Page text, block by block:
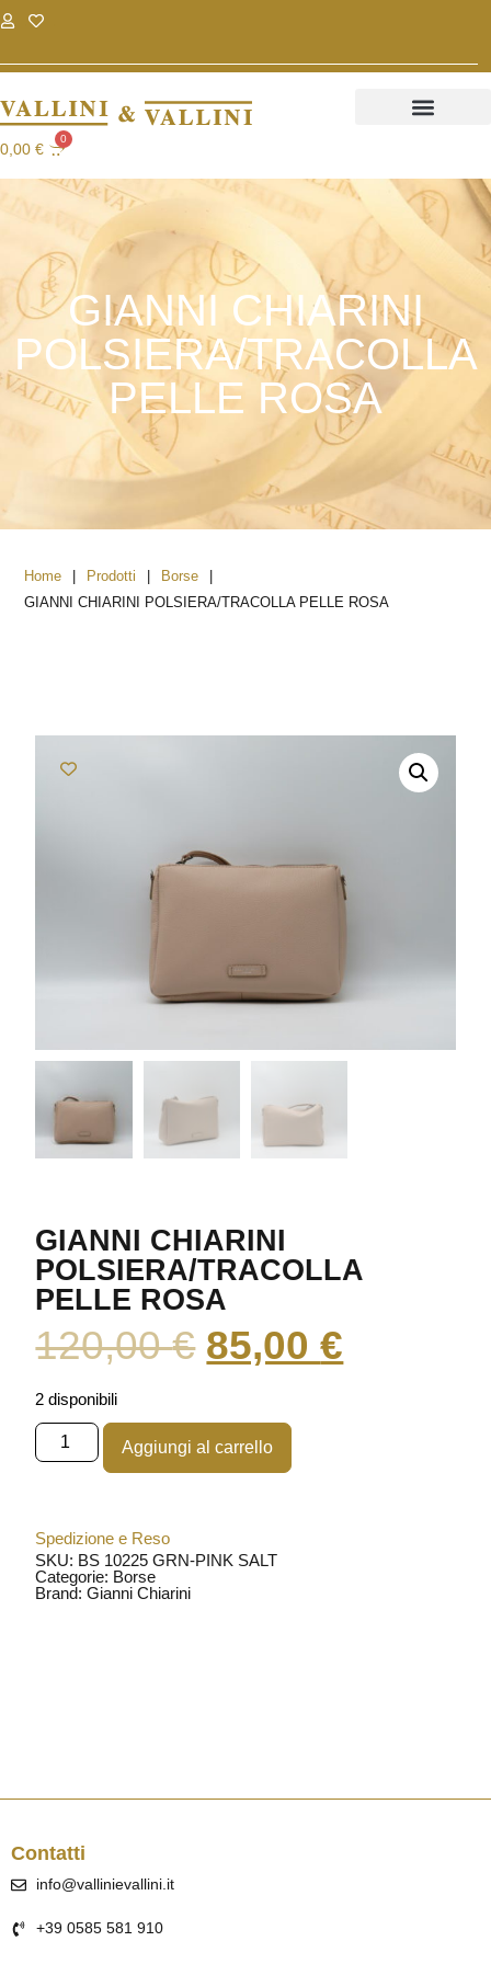
0,00 €
0
GIANNI CHIARINI
POLSIERA/TRACOLLA
PELLE ROSA
Home | Prodotti | Borse
|
GIANNI CHIARINI POLSIERA/TRACOLLA PELLE ROSA
GIANNI CHIARINI
POLSIERA/TRACOLLA
PELLE ROSA
120,00€ 85,00€
2 disponibili
Aggiungi al carrello
Spedizione e Reso
SKU: BS 10225 GRN-PINK SALT
Categorie: Borse
Brand:Gianni Chiarini
Contatti
info@vallinievallini.it
+39 0585 581 910